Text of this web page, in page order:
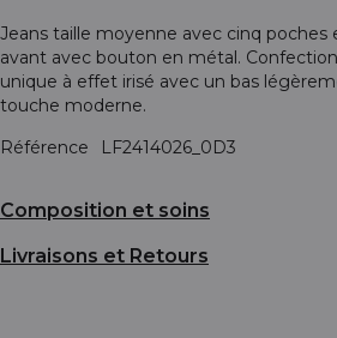
Jeans taille moyenne avec cinq
avant avec bouton en métal.
unique à effet irisé avec un bas
touche moderne.
Référence
LF2414026_0D3
Composition et soins
Livraisons et Retours